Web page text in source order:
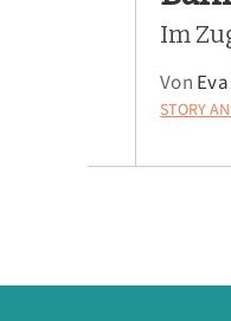
Im
Von
STORY